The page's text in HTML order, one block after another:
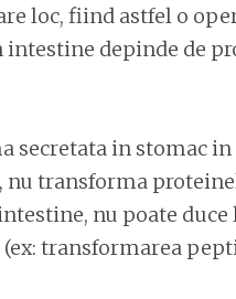
loc, fiind astfel o
depinde de
secretata in stomac
transforma
nu poate
transformarea